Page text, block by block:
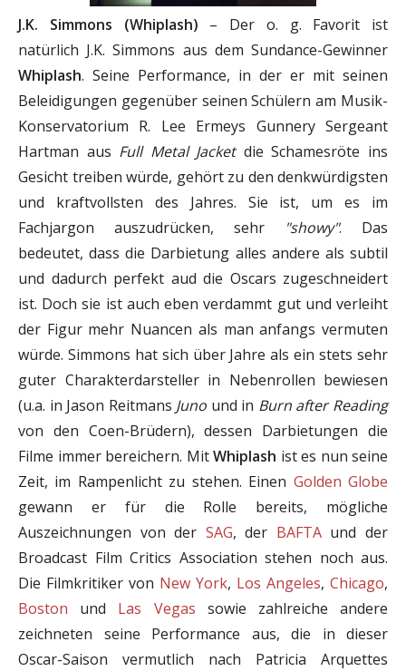
J.K. Simmons (Whiplash) – Der o. g. Favorit ist
natürlich J.K. Simmons aus dem Sundance-Gewinner
Whiplash. Seine Performance, in der er mit seinen
Beleidigungen gegenüber seinen Schülern am Musik-
Konservatorium R. Lee Ermeys Gunnery Sergeant
Hartman aus Full Metal Jacketdie Schamesröte ins
Gesicht treiben würde, gehört zu den denkwürdigsten
und kraftvollsten des Jahres. Sie ist, um es im
Fachjargon auszudrücken, sehr
"showy". Das
bedeutet, dass die Darbietung alles andere als subtil
und dadurch perfekt aud die Oscars zugeschneidert
ist. Doch sie ist auch eben verdammt gut und verleiht
der Figur mehr Nuancen als man anfangs vermuten
würde. Simmons hat sich über Jahre als ein stets sehr
guter Charakterdarsteller in Nebenrollen bewiesen
(u.a. in Jason Reitmans Juno und in Burn after Reading
von den Coen-Brüdern), dessen Darbietungen die
Filme immer bereichern. MitWhiplash ist es nun seine
Zeit, im Rampenlicht zu stehen. Einen Golden Globe
gewann er für die Rolle bereits, mögliche
Auszeichnungen von der SAG, der BAFTAund der
Broadcast Film Critics Association stehen noch aus.
Die Filmkritiker von New York, Los Angeles, Chicago,
Boston und Las Vegas sowie zahlreiche andere
zeichneten seine Performance aus, die in dieser
Oscar-Saison vermutlich nach Patricia Arquettes